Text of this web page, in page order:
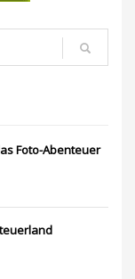
Foto-Abenteuer